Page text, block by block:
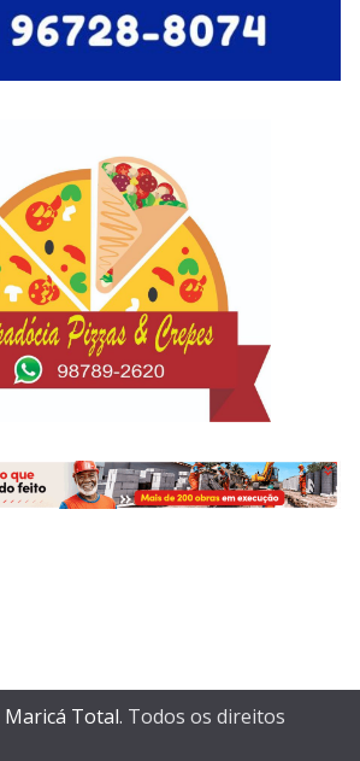
Maricá Total. Todos os direitos